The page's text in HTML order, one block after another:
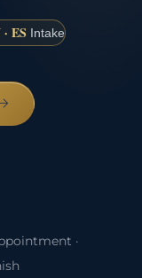
ES Intake
·